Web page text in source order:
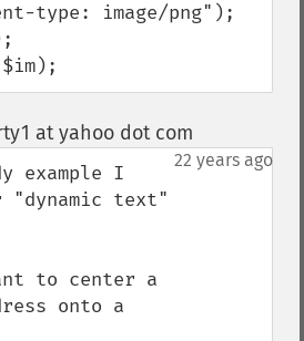
type: image/png");
at yahoo dot com
22 years ago
example I
"dynamic text"
to center a
onto a